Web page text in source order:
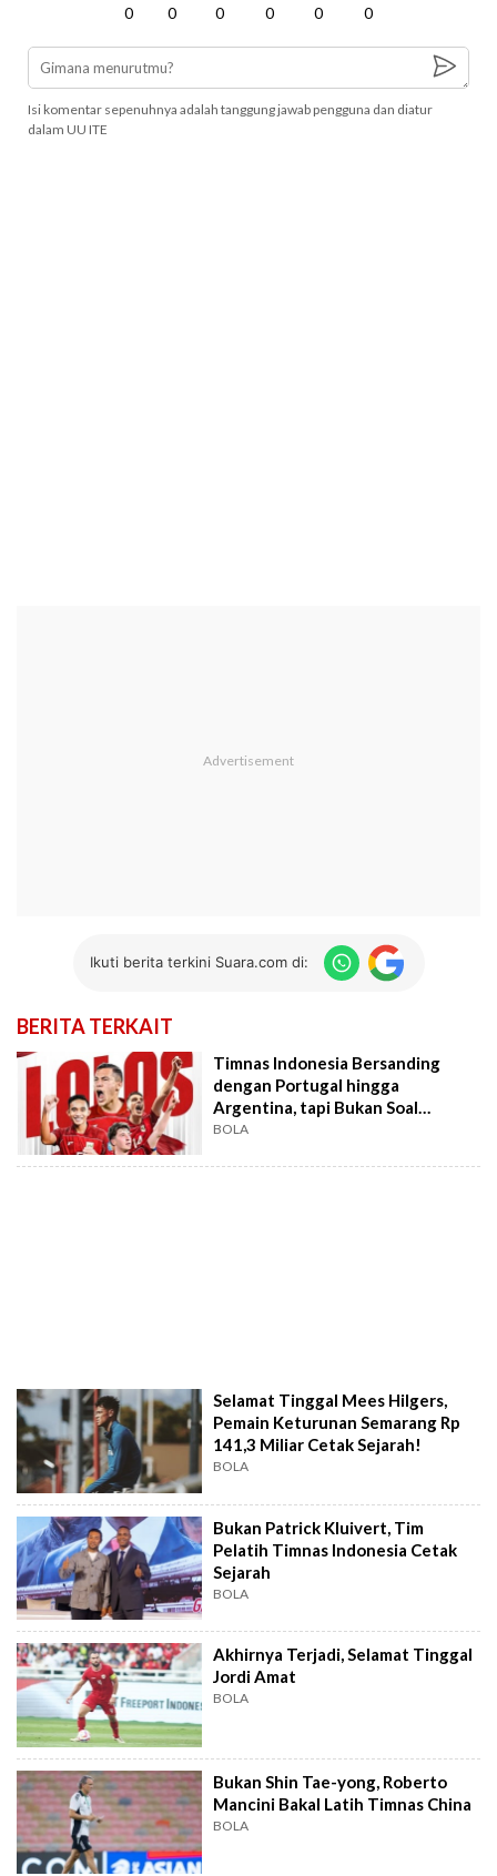
0 0 0 0 0 0
Isi komentar sepenuhnya adalah tanggung jawab pengguna dan diatur
dalam UU ITE
Ikuti berita terkini Suara.com di:
BERITA TERKAIT
Timnas Indonesia Bersanding
dengan Portugal hingga
Argentina, tapi Bukan Soal
Prestasi
BOLA
Selamat Tinggal Mees Hilgers,
Pemain Keturunan Semarang Rp
141,3 Miliar Cetak Sejarah!
BOLA
Bukan Patrick Kluivert, Tim
Pelatih Timnas Indonesia Cetak
Sejarah
BOLA
Akhirnya Terjadi, Selamat Tinggal
Jordi Amat
BOLA
Bukan Shin Tae-yong, Roberto
Mancini Bakal Latih Timnas China
BOLA